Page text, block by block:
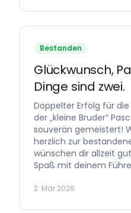
Bestanden
Glückwunsch,
Dinge sind zwei.
Doppelter Erfolg für
der „kleine Bruder“
souverän gemeistert!
herzlich zur
wünschen dir allzeit
Spaß mit deinem
2. Mär 2026